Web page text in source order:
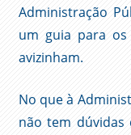
Administração
um guia para os
avizinham.
No que à
não tem dúvidas